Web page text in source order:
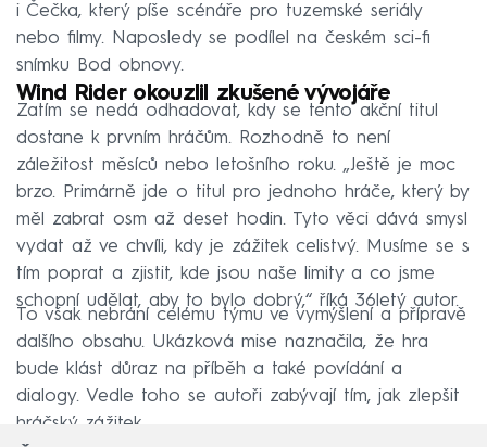
i Čečka, který píše scénáře pro tuzemské seriály
nebo filmy. Naposledy se podílel na českém sci-fi
snímku Bod obnovy.
Wind Rider okouzlil zkušené vývojáře
Zatím se nedá odhadovat, kdy se tento akční titul
dostane k prvním hráčům. Rozhodně to není
záležitost měsíců nebo letošního roku. „Ještě je moc
brzo. Primárně jde o titul pro jednoho hráče, který by
měl zabrat osm až deset hodin. Tyto věci dává smysl
vydat až ve chvíli, kdy je zážitek celistvý. Musíme se s
tím poprat a zjistit, kde jsou naše limity a co jsme
schopní udělat, aby to bylo dobrý,“ říká 36letý autor.
To však nebrání celému týmu ve vymýšlení a přípravě
dalšího obsahu. Ukázková mise naznačila, že hra
bude klást důraz na příběh a také povídání a
dialogy. Vedle toho se autoři zabývají tím, jak zlepšit
hráčský zážitek.